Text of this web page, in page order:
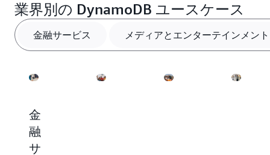
業界別の DynamoDB ユースケース
金融サービス メディアとエンターテインメント
金
融
サ